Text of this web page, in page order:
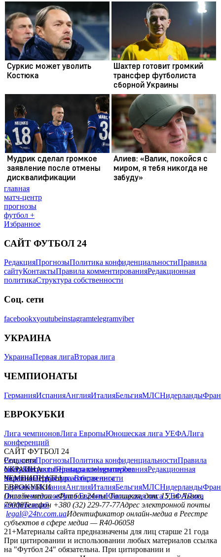
главная
матч-центр
прогнозы
футбол +
Избранное
САЙТ ФУТБОЛ 24
РедакцияПрогнозыПолитика конфиденциальностиПравила
сайтуКонтактыПравила комментированияРедакционная
политикаСтруктура собственности
Соц. сети
facebookxyoutubeinstagramtelegramviber
УКРАИНА
УкраинаПервая лигаВторая лига
ЧЕМПИОНАТЫ
ГерманияИспанияАнглияИталияБельгияМЛСНидерланды
ЕВРОКУБКИ
Лига чемпионовЛига ЕвропыЮношеская лига УЕФАЛига
конференций
САЙТ ФУТБОЛ 24
РедакцияПрогнозыПолитика конфиденциальностиПравила
сайтуКонтактыПравила комментированияРедакционная
политикаСтруктура собственности
Соц. сети
facebookxyoutubeinstagramtelegramviber
УКРАИНА
УкраинаПервая лигаВторая лига
ЧЕМПИОНАТЫ
ГерманияИспанияАнглияИталияБельгияМЛСНидерланды
ЕВРОКУБКИ
Лига чемпионовЛига ЕвропыЮношеская лига УЕФАЛига
конференций
Онлайн-медиа «Футбол 24»пл. Галицкая, дом. 15, м. Львов,
79008Телефон +380 (32) 229-77-77Адрес электронной почты
legal@24tv.com.uaИдентификатор онлайн-медиа в Реестре
субъектов в сфере медиа — R40-06058
21+Материалы сайта предназначены для лиц старше 21 года
При цитировании и использовании любых материалов ссылка
на "Футбол 24" обязательна. При цитировании и